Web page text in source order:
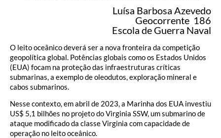
Luísa Barbosa Azevedo
Geocorrente 186
Escola de Guerra Naval
O leito oceânico deverá ser a nova fronteira da competição
geopolítica global. Potências globais como os Estados Unidos
(EUA) focam na proteção das infraestruturas críticas
submarinas, a exemplo de oleodutos, exploração mineral e
cabos submarinos.
Nesse contexto, em abril de 2023, a Marinha dos EUA investiu
US$ 5,1 bilhões no projeto do Virginia SSW, um submarino de
ataque modificado da classe Virginia com capacidade de
operação no leito oceânico.